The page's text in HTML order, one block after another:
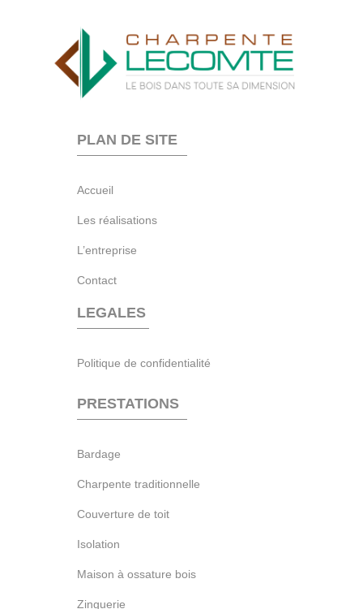
PLAN DE SITE
Accueil
Les réalisations
L’entreprise
Contact
LEGALES
Politique de confidentialité
PRESTATIONS
Bardage
Charpente traditionnelle
Couverture de toit
Isolation
Maison à ossature bois
Zinguerie